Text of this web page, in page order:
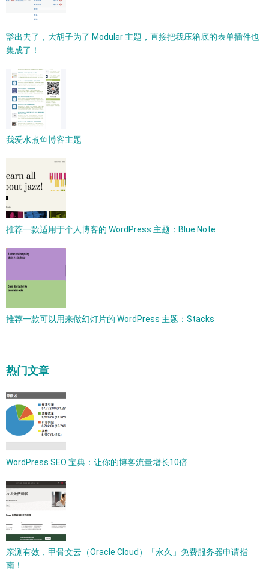
豁出去了，大胡子为了 Modular 主题，直接把我压箱底的表单插件也
集成了！
我爱水煮鱼博客主题
推荐一款适用于个人博客的 WordPress 主题：Blue Note
推荐一款可以用来做幻灯片的 WordPress 主题：Stacks
热门文章
WordPress SEO 宝典：让你的博客流量增长10倍
亲测有效，甲骨文云（Oracle Cloud）「永久」免费服务器申请指
南！